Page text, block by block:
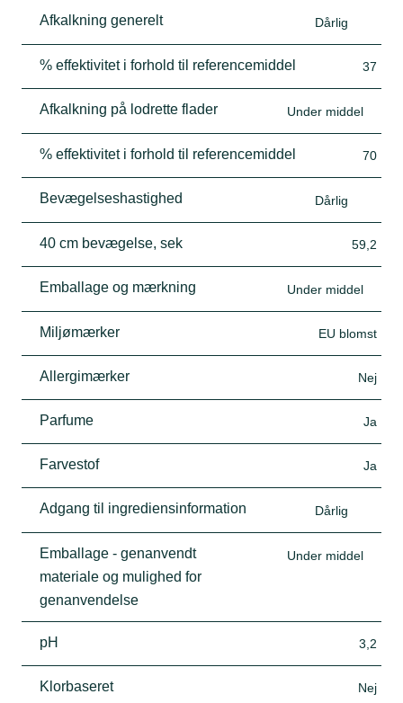
Afkalkning generelt Dårlig
% effektivitet i forhold til referencemiddel 37
Afkalkning på lodrette flader Under middel
% effektivitet i forhold til referencemiddel 70
Bevægelseshastighed Dårlig
40 cm bevægelse, sek 59,2
Emballage og mærkning Under middel
Miljømærker EU blomst
Allergimærker Nej
Parfume Ja
Farvestof Ja
Adgang til ingrediensinformation Dårlig
Emballage - genanvendt
materiale og mulighed for
genanvendelse
Under middel
pH 3,2
Klorbaseret Nej